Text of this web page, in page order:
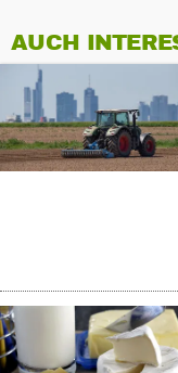
AUCH